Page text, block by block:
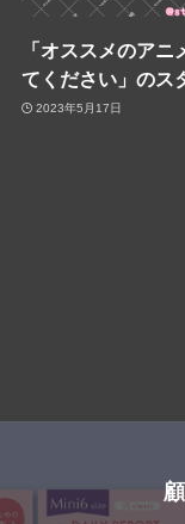
「オススメのアニ
てください」のス
2023年5月17日